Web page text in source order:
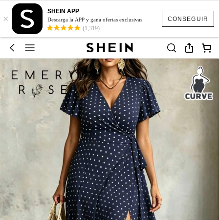
CONSEGUIR
×
SHEIN APP
Descarga la APP y gana ofertas exclusivas
(1,319)